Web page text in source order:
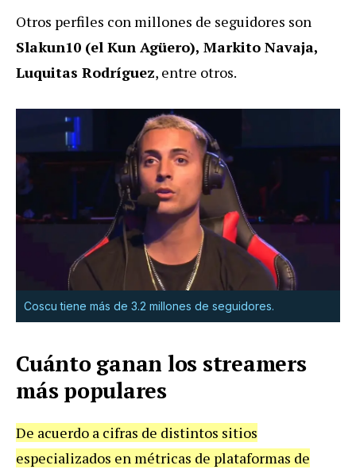
Otros perfiles con millones de seguidores son
Slakun10 (el Kun Agüero), Markito Navaja,
Luquitas Rodríguez, entre otros.
Coscu tiene más de 3.2 millones de seguidores.
Cuánto ganan los streamers
más populares
De acuerdo a cifras de distintos sitios
especializados en métricas de plataformas de